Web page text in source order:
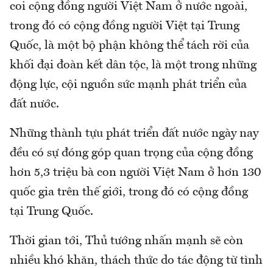
coi cộng đồng người Việt Nam ở nước ngoài,
trong đó có cộng đồng người Việt tại Trung
Quốc, là một bộ phận không thể tách rời của
khối đại đoàn kết dân tộc, là một trong những
động lực, cội nguồn sức mạnh phát triển của
đất nước.
Những thành tựu phát triển đất nước ngày nay
đều có sự đóng góp quan trọng của cộng đồng
hơn 5,3 triệu bà con người Việt Nam ở hơn 130
quốc gia trên thế giới, trong đó có cộng đồng
tại Trung Quốc.
Thời gian tới, Thủ tướng nhấn mạnh sẽ còn
nhiều khó khăn, thách thức do tác động từ tình